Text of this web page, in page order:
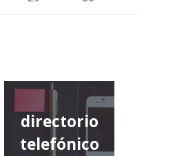
directorio
telefónico